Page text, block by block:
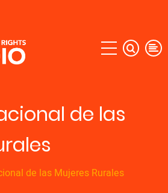
de las
de las Mujeres Rurales